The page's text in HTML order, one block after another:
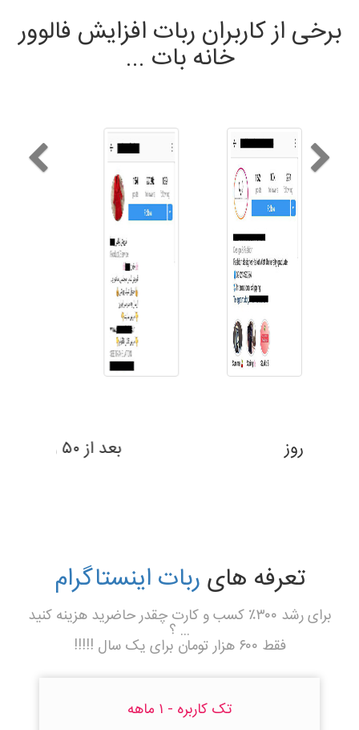
برخی از کاربران ربات افزایش فالوور
خانه بات ...
تعرفه هایربات اینستاگرام
برای رشد ۳۰۰٪ کسب و کارت چقدر حاضرید هزینه کنید
... ؟
فقط ۶۰۰ هزار تومان برای یک سال !!!!!
تک کاربره - ۱ ماهه